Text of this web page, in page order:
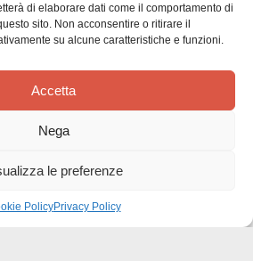
di elaborare dati come il comportamento di
sito. Non acconsentire o ritirare il
su alcune caratteristiche e funzioni.
Accetta
Nega
le preferenze
PolicyPrivacy Policy
in cerca di stelle!
cosa ne pensi
il primo a scrivere una
recensione